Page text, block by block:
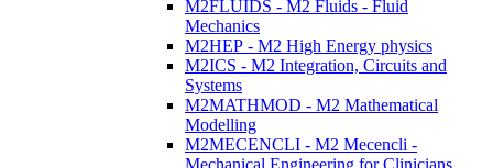
M2FLUIDS - M2 Fluids - Fluid
Mechanics
M2HEP - M2 High Energy physics
M2ICS - M2 Integration, Circuits and
Systems
M2MATHMOD - M2 Mathematical
Modelling
M2MECENCLI - M2 Mecencli -
Mechanical Engineering for Clinicians